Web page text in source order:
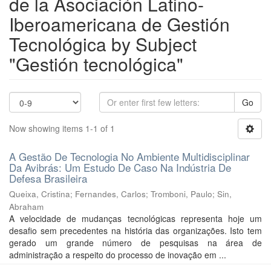
Iberoamericana de Gestión
Tecnológica by Subject
"Gestión tecnológica"
Go
Now showing items 1-1 of 1
A Gestão De Tecnologia No Ambiente Multidisciplinar
Da Avibrás: Um Estudo De Caso Na Indústria De
Defesa Brasileira
Queixa, Cristina; Fernandes, Carlos; Tromboni, Paulo; Sin,
Abraham
A velocidade de mudanças tecnológicas representa hoje um
desafio sem precedentes na história das organizações. Isto tem
gerado um grande número de pesquisas na área de
administração a respeito do processo de inovação em ...